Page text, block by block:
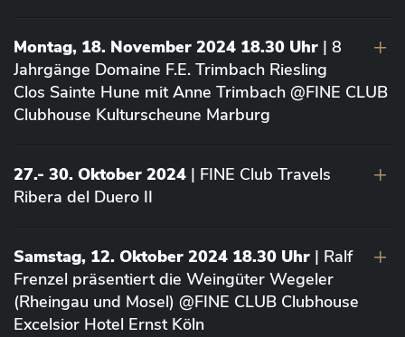
Montag, 18. November 2024 18.30 Uhr | 8
Jahrgänge Domaine F.E. Trimbach Riesling
Clos Sainte Hune mit Anne Trimbach @FINE CLUB
Clubhouse Kulturscheune Marburg
27.- 30. Oktober 2024 | FINE Club Travels
Ribera del Duero II
Samstag, 12. Oktober 2024 18.30 Uhr | Ralf
Frenzel präsentiert die Weingüter Wegeler
(Rheingau und Mosel) @FINE CLUB Clubhouse
Excelsior Hotel Ernst Köln